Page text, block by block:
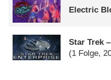
Electric
Star Trek
(1 Folge,